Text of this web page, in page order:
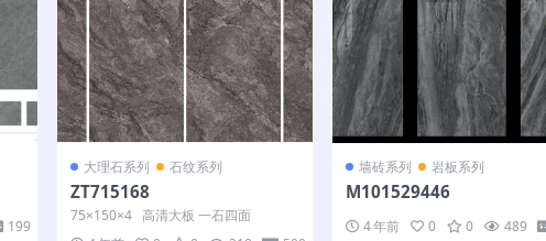
199
大理石系列 石纹系列
ZT715168
75×150×4 高清大板 一石四面
墙砖系列 岩板系列
M101529446
4 年前 0 0 489